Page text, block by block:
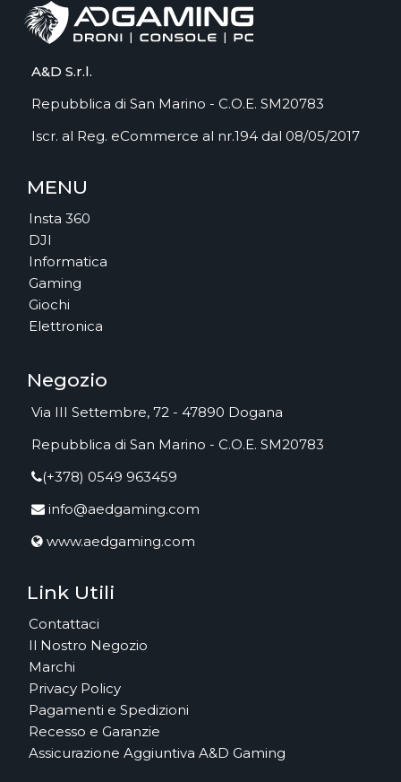
A&D S.r.l.
Repubblica di San Marino - C.O.E. SM20783
Iscr. al Reg. eCommerce al nr.194 dal 08/05/2017
MENU
Insta 360
DJI
Informatica
Gaming
Giochi
Elettronica
Negozio
Via III Settembre, 72 - 47890 Dogana
Repubblica di San Marino - C.O.E. SM20783
(+378) 0549 963459
info@aedgaming.com
www.aedgaming.com
Link Utili
Contattaci
Il Nostro Negozio
Marchi
Privacy Policy
Pagamenti e Spedizioni
Recesso e Garanzie
Assicurazione Aggiuntiva A&D Gaming